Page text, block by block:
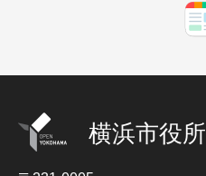
横浜市役所